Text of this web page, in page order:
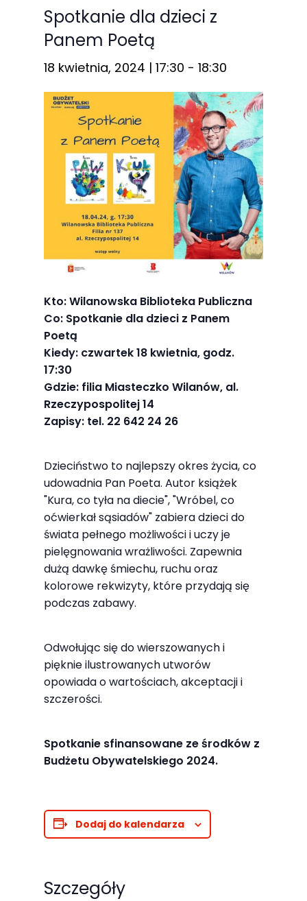
Spotkanie dla dzieci z
Panem Poetą
18 kwietnia, 2024 | 17:30 - 18:30
Kto: Wilanowska Biblioteka Publiczna
Co: Spotkanie dla dzieci z Panem
Poetą
Kiedy: czwartek 18 kwietnia, godz.
17:30
Gdzie: filia Miasteczko Wilanów, al.
Rzeczypospolitej 14
Zapisy: tel. 22 642 24 26
Dzieciństwo to najlepszy okres życia, co
udowadnia Pan Poeta. Autor książek
"Kura, co tyła na diecie", "Wróbel, co
oćwierkał sąsiadów" zabiera dzieci do
świata pełnego możliwości i uczy je
pielęgnowania wrażliwości. Zapewnia
dużą dawkę śmiechu, ruchu oraz
kolorowe rekwizyty, które przydają się
podczas zabawy.
Odwołując się do wierszowanych i
pięknie ilustrowanych utworów
opowiada o wartościach, akceptacji i
szczerości.
Spotkanie sfinansowane ze środków z
Budżetu Obywatelskiego 2024.
Dodaj do kalendarza
Szczegóły
Te pliki cookie
nie są
opcjonalne. Są
one potrzebne
funkcjonowania
internetowej.
Statystyka
Abyśmy mogli
poprawić
funkcjonalność
i strukturę
internetowej,
na podstawie
tego, jak
strona jest
używana.
Doświadczenie
strona
internetowa
działała jak
najlepiej
podczas
twojego
przejścia na nią.
Jeśli odrzucisz
te pliki cookie,
znikną ze strony
internetowej.
Udostępniając
swoje
podczas
odwiedzania naszej
zobaczenie